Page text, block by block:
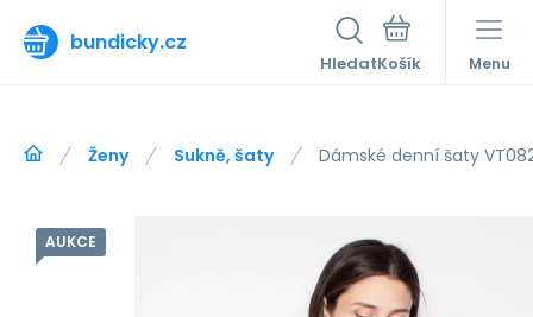
bundicky.cz
Hledat Menu
Ženy Sukně, šaty Dámské denní šaty
AUKCE